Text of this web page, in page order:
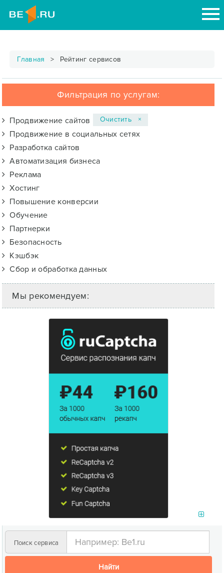
Главная Рейтинг сервисов
Фильтрация по услугам:
Продвижение сайтов
Продвижение в социальных сетях
Разработка сайтов
Автоматизация бизнеса
Реклама
Хостинг
Повышение конверсии
Обучение
Партнерки
Безопасность
Кэшбэк
Сбор и обработка данных
Очистить ×
Мы рекомендуем:
Поиск сервиса
Найти